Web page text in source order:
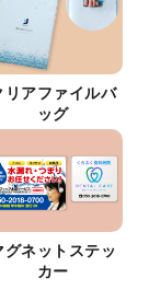
リアファイルバ
ッグ
グネットステッ
カー